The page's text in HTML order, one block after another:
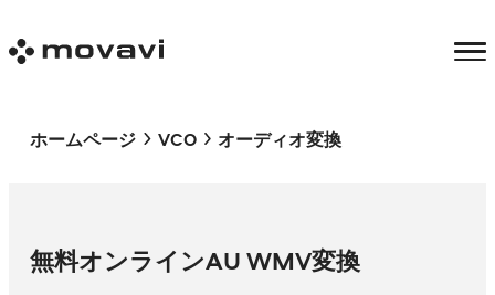
ホームページ VCO オーディオ変換
無料オンラインAU WMV変換